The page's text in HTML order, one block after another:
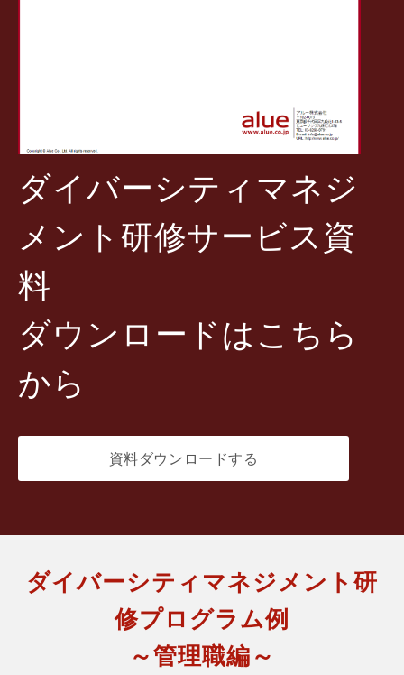
ダイバーシティマネジ
メント研修サービス資
料
ダウンロードはこちら
から
資料ダウンロードする
ダイバーシティマネジメント研
修プログラム例
～管理職編～